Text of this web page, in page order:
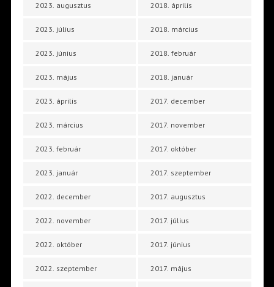
2023. augusztus
2023. július
2023. június
2023. május
2023. április
2023. március
2023. február
2023. január
2022. december
2022. november
2022. október
2022. szeptember
2018. április
2018. március
2018. február
2018. január
2017. december
2017. november
2017. október
2017. szeptember
2017. augusztus
2017. július
2017. június
2017. május